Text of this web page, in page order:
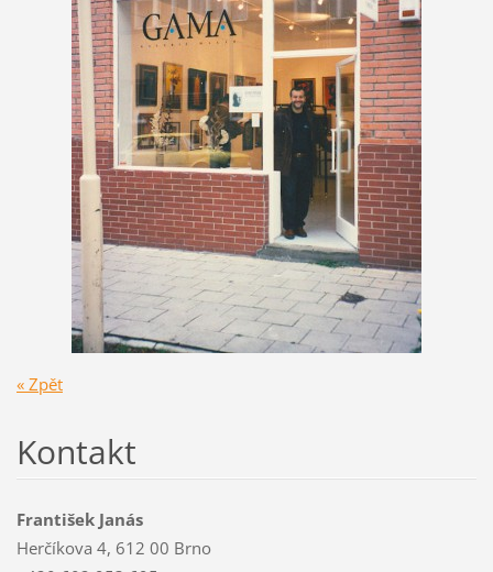
« Zpět
Kontakt
František Janás
Herčíkova 4, 612 00 Brno